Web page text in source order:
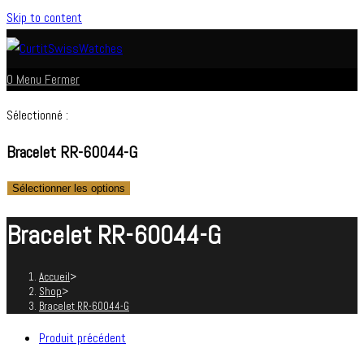
Skip to content
0 Menu Fermer
Sélectionné :
Bracelet RR-60044-G
Sélectionner les options
Bracelet RR-60044-G
Accueil>
Shop>
Bracelet RR-60044-G
Produit précédent